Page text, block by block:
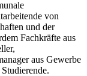
von
und der
Fachkräfte aus
aus Gewerbe